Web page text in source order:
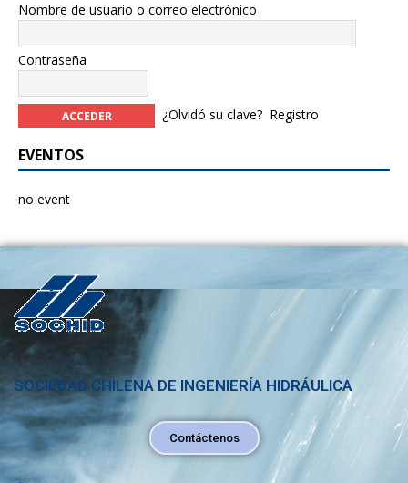
Nombre de usuario o correo electrónico
Contraseña
¿Olvidó su clave? Registro
EVENTOS
no event
SOCIEDAD CHILENA DE INGENIERÍA HIDRÁULICA
Contáctenos